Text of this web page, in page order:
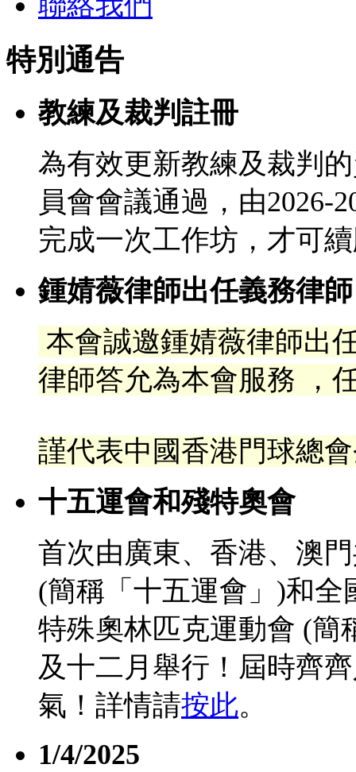
特別通告
教練及裁判註冊
為有效更新教練及裁判
員會會議通過，由2026-
完成一次工作坊，才可
鍾婧薇律師出任義務律師
本會誠邀鍾婧薇律師出
律師答允為本會服務 ，
謹代表中國香港門球總
十五運會和殘特奧會
首次由廣東、香港、澳
(簡稱「十五運會」)和
特殊奧林匹克運動會 (簡
及十二月舉行！屆時齊
氣！詳情請按此。
1/4/2025